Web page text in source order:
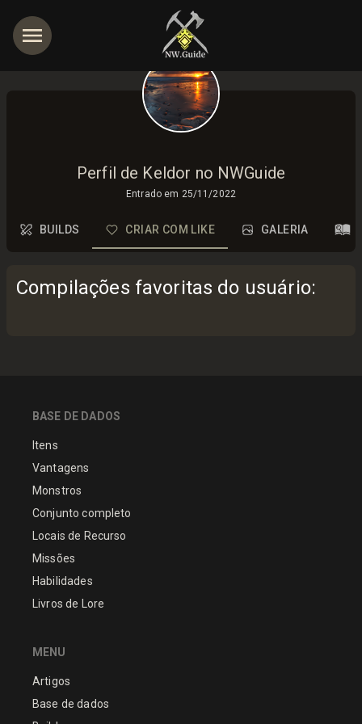
Perfil de Keldor no NWGuide
Entrado em 25/11/2022
BUILDS CRIAR COM LIKE GALERIA
Compilações favoritas do usuário:
BASE DE DADOS
Itens
Vantagens
Monstros
Conjunto completo
Locais de Recurso
Missões
Habilidades
Livros de Lore
MENU
Artigos
Base de dados